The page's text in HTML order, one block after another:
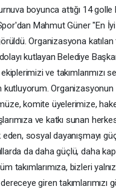
boyunca attığı 14
Mahmut Güner "En
Organizasyona
kutlayan Belediye
ve
kutluyorum.
komite üyelerimize,
ve katkı sunan
sosyal dayanışmayı
da daha güçlü, daha
takımlarımıza, bizleri
giren takımlarımızı